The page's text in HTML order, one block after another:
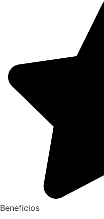
Beneficios